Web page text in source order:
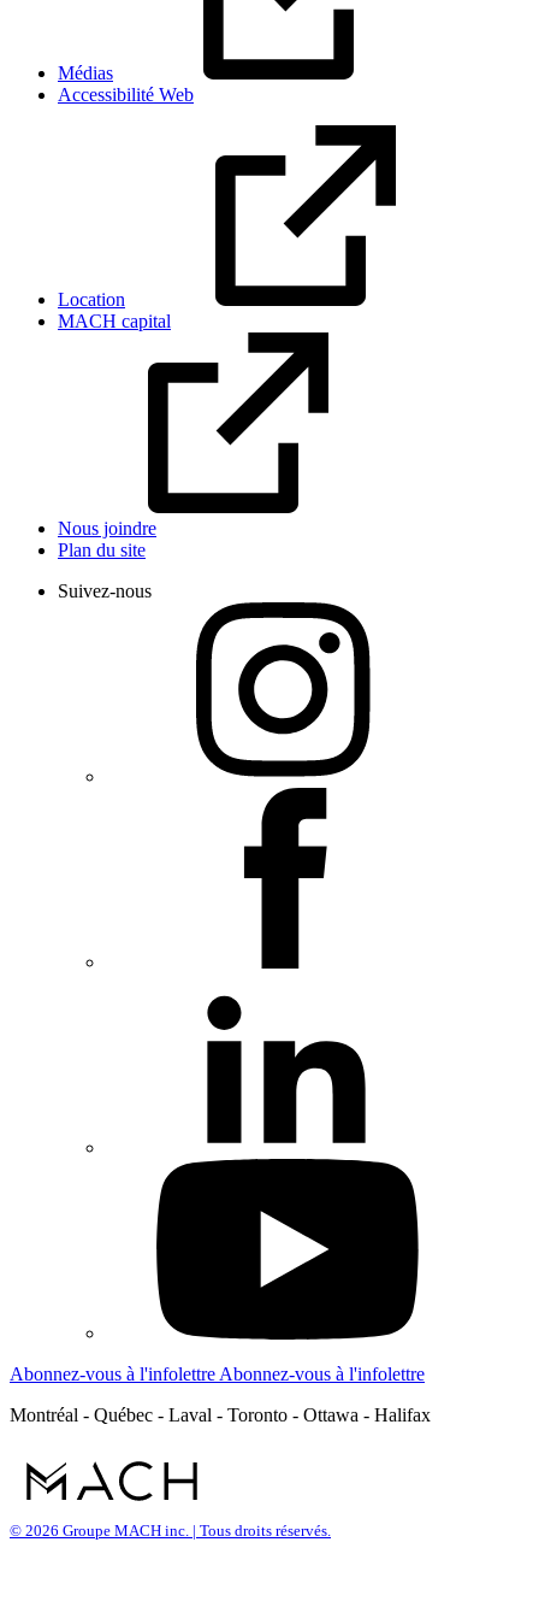
Médias
Accessibilité Web
Location
MACH capital
Nous joindre
Plan du site
Suivez-nous
Abonnez-vous à l'infolettre Abonnez-vous à l'infolettre
Montréal - Québec - Laval - Toronto - Ottawa - Halifax
© 2026 Groupe MACH inc. | Tous droits réservés.